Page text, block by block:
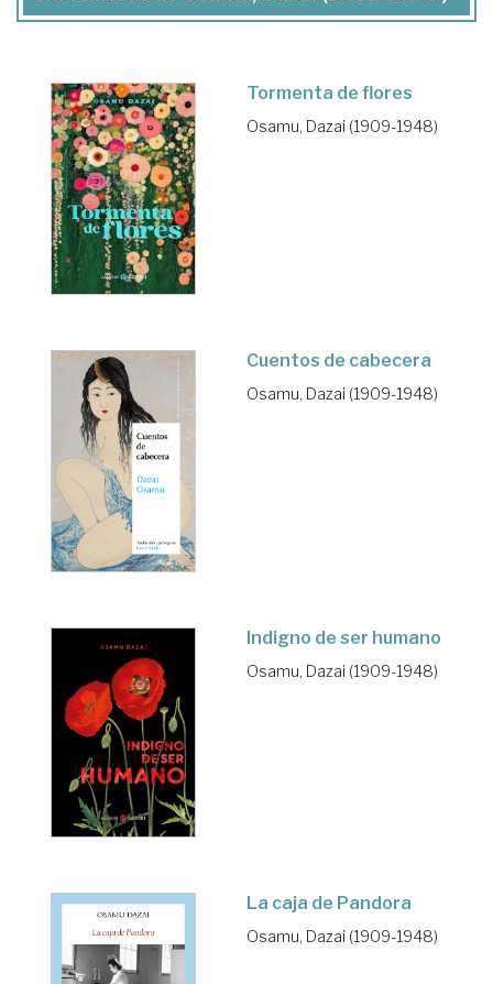
Tormenta de flores
Osamu, Dazai (1909-1948)
Cuentos de cabecera
Osamu, Dazai (1909-1948)
Indigno de ser humano
Osamu, Dazai (1909-1948)
La caja de Pandora
Osamu, Dazai (1909-1948)